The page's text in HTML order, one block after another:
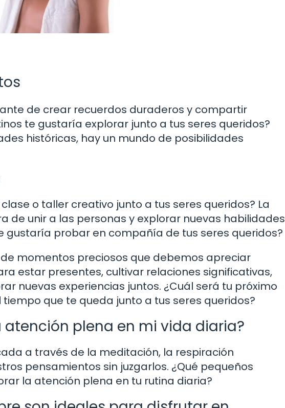
de crear recuerdos duraderos y compartir
te gustaría explorar junto a tus seres queridos?
históricas, hay un mundo de posibilidades
o taller creativo junto a tus seres queridos? La
de unir a las personas y explorar nuevas habilidades
gustaría probar en compañía de tus seres queridos?
de momentos preciosos que debemos apreciar
estar presentes, cultivar relaciones significativas,
nuevas experiencias juntos. ¿Cuál será tu próximo
que te queda junto a tus seres queridos?
plena en mi vida diaria?
a través de la meditación, la respiración
pensamientos sin juzgarlos. ¿Qué pequeños
la atención plena en tu rutina diaria?